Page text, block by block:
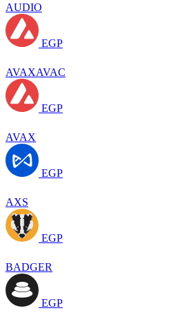
AUDIO
EGP
AVAXAVAC
EGP
AVAX
EGP
AXS
EGP
BADGER
EGP